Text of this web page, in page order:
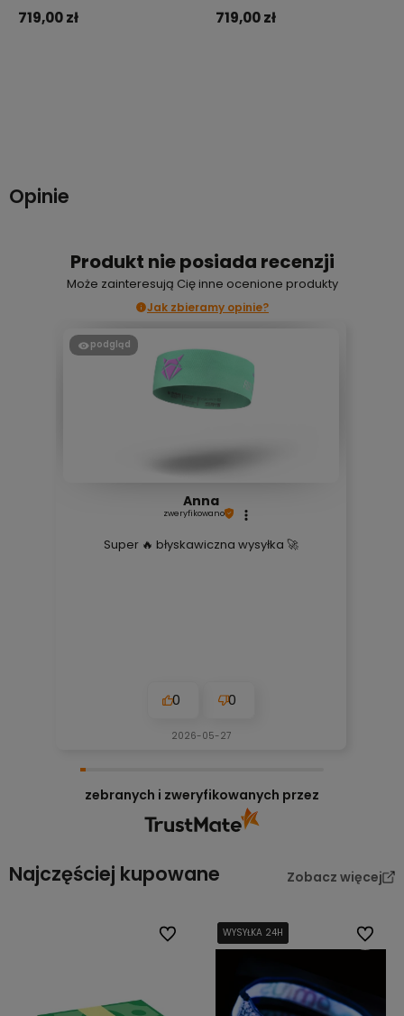
719,00 zł 719,00 zł
Opinie
Produkt nie posiada recenzji
Może zainteresują Cię inne ocenione produkty
Jak zbieramy opinie?
podgląd
Anna
zweryfikowano
Super 🔥 błyskawiczna wysyłka 🚀
0 0
2026-05-27
zebranych i zweryfikowanych przez
Najczęściej kupowane Zobacz więcej
Do ulubionychWYSYŁKA 24H
WYSYŁKA 24H
WYSYŁKA 24H Do